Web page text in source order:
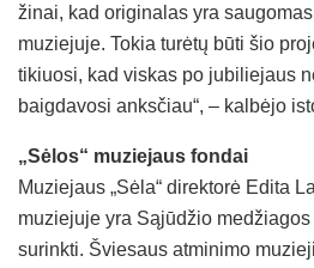
žinai, kad originalas yra
muziejuje. Tokia turėtų būti šio
tikiuosi, kad viskas po jubiliejaus
baigdavosi anksčiau“, – kalbėjo
„Sėlos“ muziejaus fondai
Muziejaus „Sėla“ direktorė Edita
muziejuje yra Sąjūdžio
surinkti. Šviesaus atminimo